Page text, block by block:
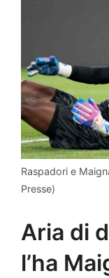
Raspadori e
Presse)
Aria di
l’ha